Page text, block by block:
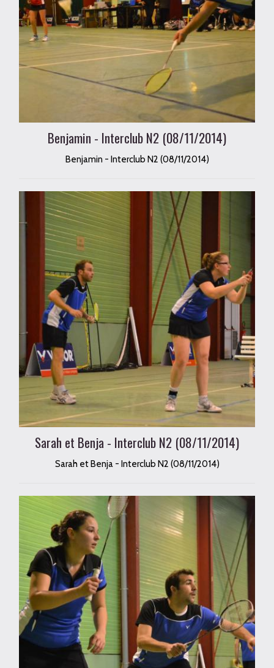
Benjamin - Interclub N2 (08/11/2014)
Benjamin - Interclub N2 (08/11/2014)
Sarah et Benja - Interclub N2 (08/11/2014)
Sarah et Benja - Interclub N2 (08/11/2014)